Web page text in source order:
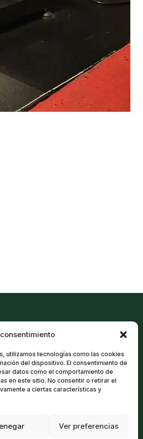
utilizamos tecnologías como las cookies
del dispositivo. El consentimiento de
datos como el comportamiento de
en este sitio. No consentir o retirar el
a ciertas características y
Ver preferencias